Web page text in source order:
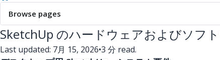
Browse pages
SketchUp のハードウェアおよびソフ
Last updated: 7月 15, 2026•3 分 read.